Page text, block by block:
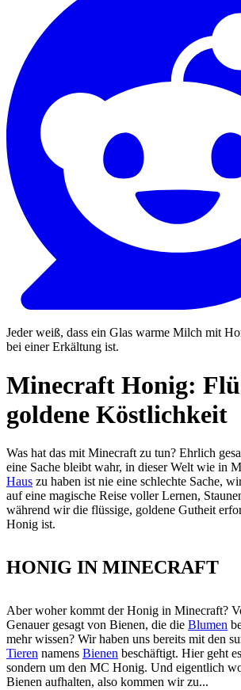
Jeder weiß, dass ein Glas warme Milch mit
bei einer Erkältung ist.
Minecraft Honig:
goldene Köstlichkeit
Was hat das mit Minecraft zu tun? Ehrlich
eine Sache bleibt wahr, in dieser Welt wie in
Haus zu haben ist nie eine schlechte Sache,
auf eine magische Reise voller Lernen,
während wir die flüssige, goldene Gutheit
Honig ist.
HONIG IN MINECRAFT
Aber woher kommt der Honig in Minecraft?
Genauer gesagt von Bienen, die die Blumen
mehr wissen? Wir haben uns bereits mit den
Tieren namens Bienen beschäftigt. Hier geht
sondern um den MC Honig. Und eigentlich
Bienen aufhalten, also kommen wir zu...